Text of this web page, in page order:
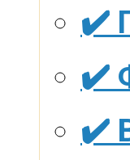
✔️
✔️
✔️